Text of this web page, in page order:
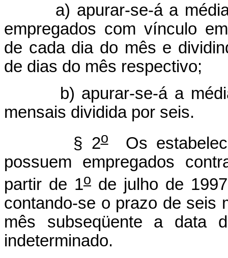
a) apurar-se-á a média
empregados com vínculo
de cada dia do mês e
de dias do mês respectivo;
b) apurar-se-á a média
mensais dividida por seis.
§ 2oOs
possuem empregados
partir de 1o de julho de
contando-se o prazo de seis
mês subseqüente a data
indeterminado.